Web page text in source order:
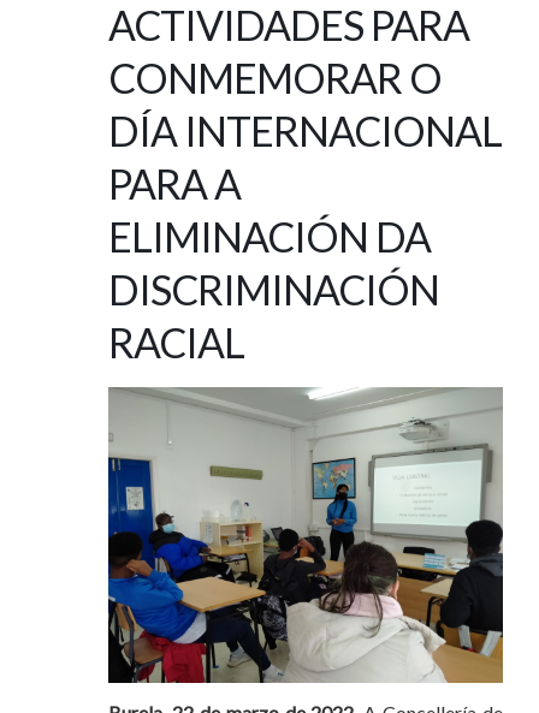
ACTIVIDADES PARA
CONMEMORAR O
DÍA INTERNACIONAL
PARA A
ELIMINACIÓN DA
DISCRIMINACIÓN
RACIAL